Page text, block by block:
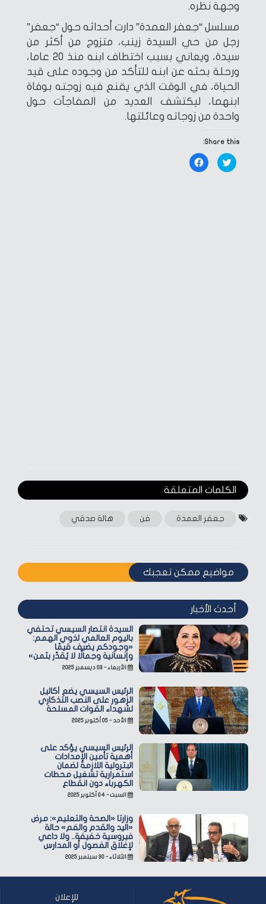
وجهة نظره.
مسلسل “جعفر العمدة” دارت أحداثه حول “جعفر”
رجل من حي السيدة زينب، متزوج من أكثر من
سيدة، ويعاني بسبب اختطاف ابنه منذ 20 عاما،
ورحلة بحثه عن ابنه للتأكد من وجوده على قيد
الحياة، في الوقت الذي يقنع فيه زوجته بوفاة
ابنهما، ليكتشف العديد من المفاجآت حول
واحدة من زوجاته وعائلتها.
Share this:
Click
to
share
Click
to
الكلمات المتعلقة‎
جعفر العمدة فن هالة صدقي
مواضيع ممكن تعجبك
أحدث الأخبار
السيدة انتصار السيسي تحتفي
باليوم العالمي لذوي الهمم:
«وجودكم يضيف قيمًا
وإنسانية وجمالًا لا يُقدّر بثمن»
الأربعاء - ٠٣ ديسمبر ٢٠٢٥
الرئيس السيسي يضع أكاليل
الزهور على النصب التذكاري
لشهداء القوات المسلحة
الأحد - ٠٥ أكتوبر ٢٠٢٥
الرئيس السيسي يؤكد على
أهمية تأمين الإمدادات
البترولية اللازمة لضمان
استمرارية تشغيل محطات
الكهرباء دون انقطاع
السبت - ٠٤ أكتوبر ٢٠٢٥
وزارتا «الصحة والتعليم»: مرض
«اليد والقدم والفم» حالة
فيروسية خفيفة.. ولا داعي
لإغلاق الفصول أو المدارس
الثلاثاء - ٣٠ سبتمبر ٢٠٢٥
للإعلان